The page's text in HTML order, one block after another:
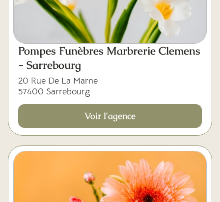
Pompes Funèbres Marbrerie Clemens
- Sarrebourg
20 Rue De La Marne
57400 Sarrebourg
Voir l'agence